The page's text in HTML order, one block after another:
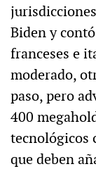
Biden y
franceses e
moderado,
paso, pero
400
tecnológicos
que deben